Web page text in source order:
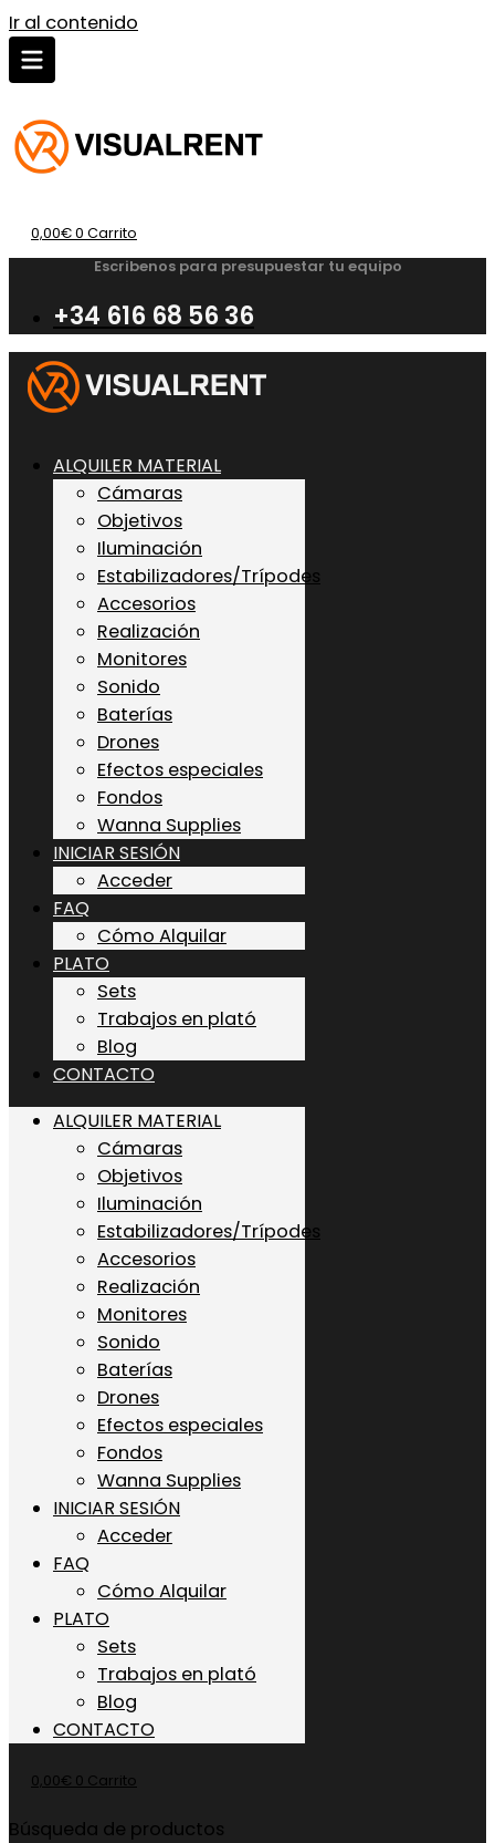
Ir al contenido
0,00€0 Carrito
Escribenos para presupuestar tu equipo
+34 616 68 56 36
ALQUILER MATERIAL
Cámaras
Objetivos
Iluminación
Estabilizadores/Trípodes
Accesorios
Realización
Monitores
Sonido
Baterías
Drones
Efectos especiales
Fondos
Wanna Supplies
INICIAR SESIÓN
Acceder
FAQ
Cómo Alquilar
PLATO
Sets
Trabajos en plató
Blog
CONTACTO
ALQUILER MATERIAL
Cámaras
Objetivos
Iluminación
Estabilizadores/Trípodes
Accesorios
Realización
Monitores
Sonido
Baterías
Drones
Efectos especiales
Fondos
Wanna Supplies
INICIAR SESIÓN
Acceder
FAQ
Cómo Alquilar
PLATO
Sets
Trabajos en plató
Blog
CONTACTO
0,00€ 0 Carrito
Búsqueda de productos